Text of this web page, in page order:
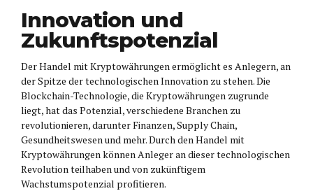
Innovation und
Zukunftspotenzial
Der Handel mit Kryptowährungen ermöglicht es Anlegern, an
der Spitze der technologischen Innovation zu stehen. Die
Blockchain-Technologie, die Kryptowährungen zugrunde
liegt, hat das Potenzial, verschiedene Branchen zu
revolutionieren, darunter Finanzen, Supply Chain,
Gesundheitswesen und mehr. Durch den Handel mit
Kryptowährungen können Anleger an dieser technologischen
Revolution teilhaben und von zukünftigem
Wachstumspotenzial profitieren.